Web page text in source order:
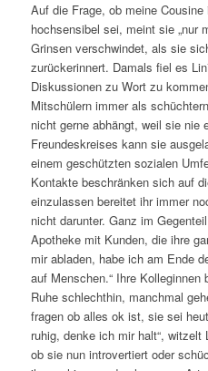
Auf die Frage, ob meine
hochsensibel sei, meint sie „nur
Grinsen verschwindet, als sie
zurückerinnert. Damals fiel es
Diskussionen zu Wort zu
Mitschülern immer als
nicht gerne abhängt, weil sie nie
Freundeskreises kann sie
einem geschützten sozialen
Kontakte beschränken sich auf
einzulassen bereitet ihr immer
nicht darunter. Ganz im
Apotheke mit Kunden, die ihre
mir abladen, habe ich am Ende
auf Menschen.“ Ihre
Ruhe schlechthin, manchmal
fragen ob alles ok ist, sie sei
ruhig, denke ich mir halt“,
ob sie nun introvertiert oder